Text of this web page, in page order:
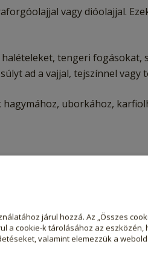
vagy dióolajjal.
tengeri
ad a vajjal, tejszínnel
uborkához,
előállítás megtestesítője.
bizonyítja.
járul hozzá. Az „Összes
a cookie-k tárolásához az eszközén,
valamint elemezzük a